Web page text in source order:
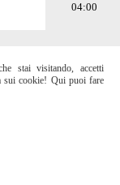
04:00
stai visitando, accetti
sui cookie! Qui puoi fare